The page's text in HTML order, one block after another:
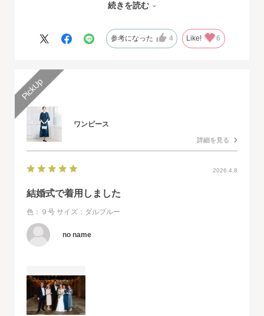
オンラインショップは写真数が多くじっくりと検討することがで
また、購入するとすぐに届くのでとても便利だと思いました。
続きを読む
参考になった 4 Like! 6
ワンピース
詳細を見る
2026.4.8
結婚式で着用しました
色：９号 サイズ：ダルブルー
no name